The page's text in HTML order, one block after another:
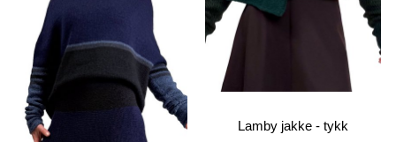
Lamby jakke - tykk